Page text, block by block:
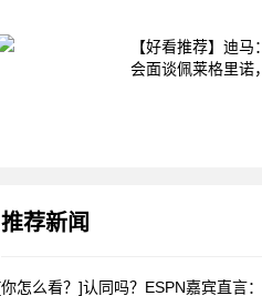
【好看推荐】迪
会面谈佩莱格里诺
推荐新闻